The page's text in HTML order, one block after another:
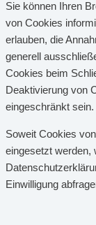
Sie können Ihren
von Cookies
erlauben, die
generell
Cookies beim
Deaktivierung von
eingeschränkt sein.
Soweit Cookies
eingesetzt werden,
Einwilligung